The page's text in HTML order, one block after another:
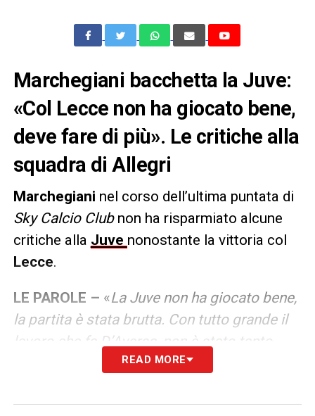
Marchegiani bacchetta la Juve:
«Col Lecce non ha giocato bene,
deve fare di più». Le critiche alla
squadra di Allegri
Marchegiani nel corso dell’ultima puntata di
Sky Calcio Club non ha risparmiato alcune
critiche alla Juve nonostante la vittoria col
Lecce.
LE PAROLE – «La Juve non ha giocato bene,
la partita è stata brutta. Con tutto grande il
lavoro che fa D’Aversa, non è stato tanto
quanto ha fatto la Juve. Allegri fa bene a
momento deve fare di più».
READ MORE